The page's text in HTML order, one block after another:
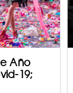
Año
19;